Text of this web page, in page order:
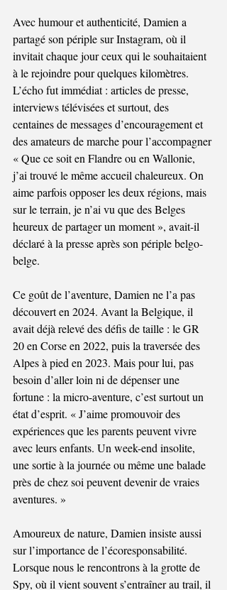
Avec humour et authenticité, Damien a
partagé son périple sur Instagram, où il
invitait chaque jour ceux qui le souhaitaient
à le rejoindre pour quelques kilomètres.
L’écho fut immédiat : articles de presse,
interviews télévisées et surtout, des
centaines de messages d’encouragement et
des amateurs de marche pour l’accompagner
« Que ce soit en Flandre ou en Wallonie,
j’ai trouvé le même accueil chaleureux. On
aime parfois opposer les deux régions, mais
sur le terrain, je n’ai vu que des Belges
heureux de partager un moment », avait-il
déclaré à la presse après son périple belgo-
belge.
Ce goût de l’aventure, Damien ne l’a pas
découvert en 2024. Avant la Belgique, il
avait déjà relevé des défis de taille : le GR
20 en Corse en 2022, puis la traversée des
Alpes à pied en 2023. Mais pour lui, pas
besoin d’aller loin ni de dépenser une
fortune : la micro-aventure, c’est surtout un
état d’esprit. « J’aime promouvoir des
expériences que les parents peuvent vivre
avec leurs enfants. Un week-end insolite,
une sortie à la journée ou même une balade
près de chez soi peuvent devenir de vraies
aventures. »
Amoureux de nature, Damien insiste aussi
sur l’importance de l’écoresponsabilité.
Lorsque nous le rencontrons à la grotte de
Spy, où il vient souvent s’entraîner au trail, il